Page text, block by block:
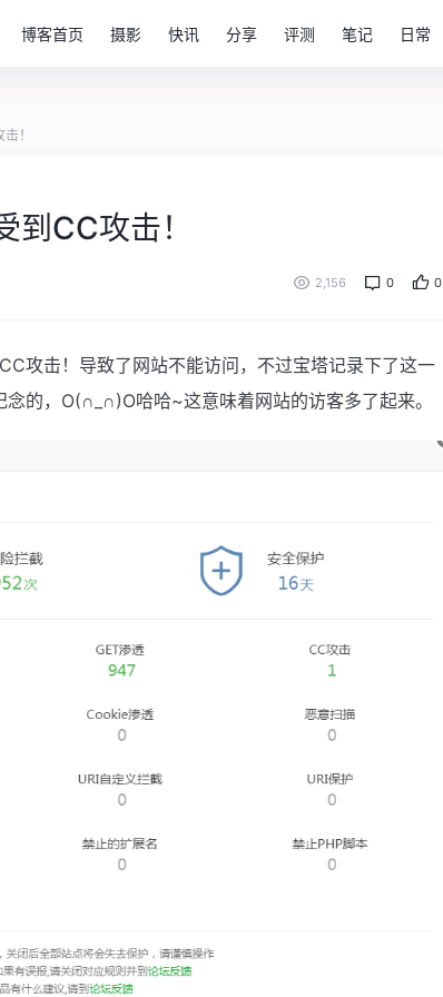
博客首页 摄影 快讯 分享 评测 笔记 日常
！
到CC攻击！
2,156 0 0
攻击！导致了网站不能访问，不过宝塔记录下了这一
的，O(∩_∩)O哈哈~这意味着网站的访客多了起来。